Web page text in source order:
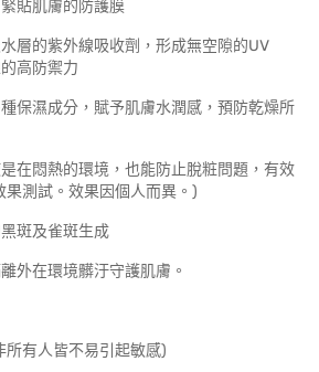
貼肌膚的防護膜
層的紫外線吸收劑，形成無空隙的UV
高防禦力
保濕成分，賦予肌膚水潤感，預防乾燥所
在悶熱的環境，也能防止脫粧問題，有效
果測試。效果因個人而異。)
斑及雀斑生成
外在環境髒汙守護肌膚。
有人皆不易引起敏感)